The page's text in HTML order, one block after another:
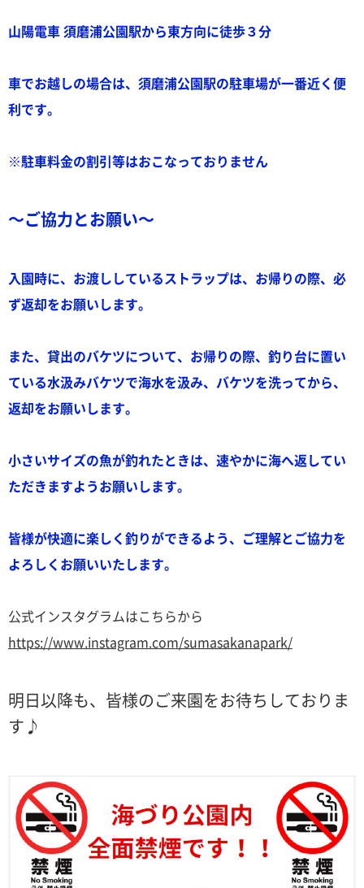
山陽電車 須磨浦公園駅から東方向に徒歩３分
車でお越しの場合は、須磨浦公園駅の駐車場が一番近く便
利です。
※駐車料金の割引等はおこなっておりません
～ご協力とお願い～
入園時に、お渡ししているストラップは、お帰りの際、必
ず返却をお願いします。
また、貸出のバケツについて、お帰りの際、釣り台に置い
ている水汲みバケツで海水を汲み、バケツを洗ってから、
返却をお願いします。
小さいサイズの魚が釣れたときは、速やかに海へ返してい
ただきますようお願いします。
皆様が快適に楽しく釣りができるよう、ご理解とご協力を
よろしくお願いいたします。
公式インスタグラムはこちらから
https://www.instagram.com/sumasakanapark/
明日以降も、皆様のご来園をお待ちしておりま
す♪